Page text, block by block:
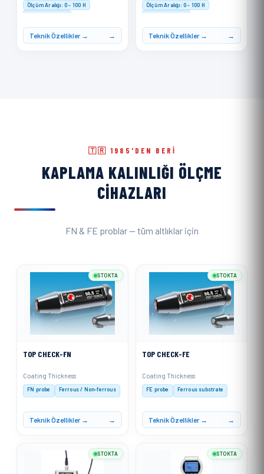
Ölçüm Aralığı: 0 - 100 H
Doğruluk: ≤ ±1 H
Teknik Özellikler →
Ölçüm Aralığı: 0 - 100 H
Doğruluk: ≤ ±1 H
Teknik Özellikler →
🇹🇷 1985'DEN BERI
KAPLAMA KALINLIĞI ÖLÇME
CIHAZLARI
FN & FE problar — tüm altlıklar için
TOP CHECK-FN
Coating Thickness
FN probe Ferrous / Non-ferrous
Teknik Özellikler →
STOKTA
TOP CHECK-FE
Coating Thickness
FE probe Ferrous substrate
Teknik Özellikler →
STOKTA
STOKTA STOKTA